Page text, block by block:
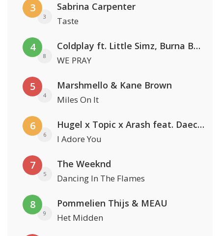
3
3
Sabrina Carpenter
Taste
4
8
Coldplay ft. Little Simz, Burna Boy, Elyanna & Tini
WE PRAY
5
4
Marshmello & Kane Brown
Miles On It
6
6
Hugel x Topic x Arash feat. Daecolm
I Adore You
7
5
The Weeknd
Dancing In The Flames
8
9
Pommelien Thijs & MEAU
Het Midden